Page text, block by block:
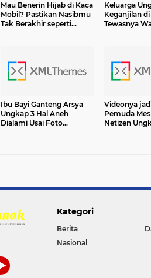
Mau Benerin Hijab di Kaca
Mobil? Pastikan Nasibmu
Tak Berakhir seperti
Keluarga
Keganjilan
Tewasnya
Ibu Bayi Ganteng Arsya
Ungkap 3 Hal Aneh
Dialami Usai Foto
Videonya
Pemuda
Netizen
Kategori
Berita
Nasional